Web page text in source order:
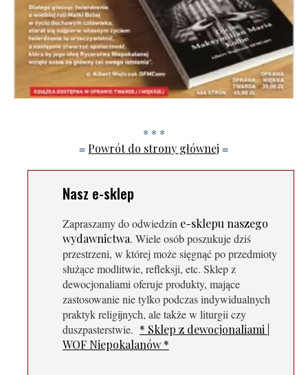
* * *
= Powrót do strony głównej =
Nasz e-sklep
Zapraszamy do odwiedzin e-sklepu naszego
wydawnictwa. Wiele osób poszukuje dziś
przestrzeni, w której może sięgnąć po przedmioty
służące modlitwie, refleksji, etc. Sklep z
dewocjonaliami oferuje produkty, mające
zastosowanie nie tylko podczas indywidualnych
praktyk religijnych, ale także w liturgii czy
duszpasterstwie. * Sklep z dewocjonaliami |
WOF Niepokalanów *